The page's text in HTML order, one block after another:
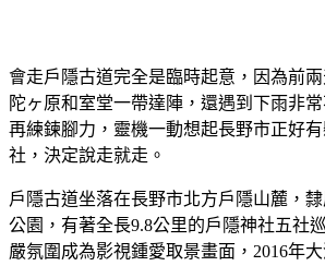
會走戶隱古道完全是臨時起意，因為前
陀ヶ原和室堂一帶達陣，還遇到下雨非
再練鍊腳力，靈機一動想起長野市正好
社，決定說走就走。
戶隱古道坐落在長野市北方戶隱山麓，
公園，有著全長9.8公里的戶隱神社五社
嚴氛圍成為影視鍾愛取景畫面，2016年